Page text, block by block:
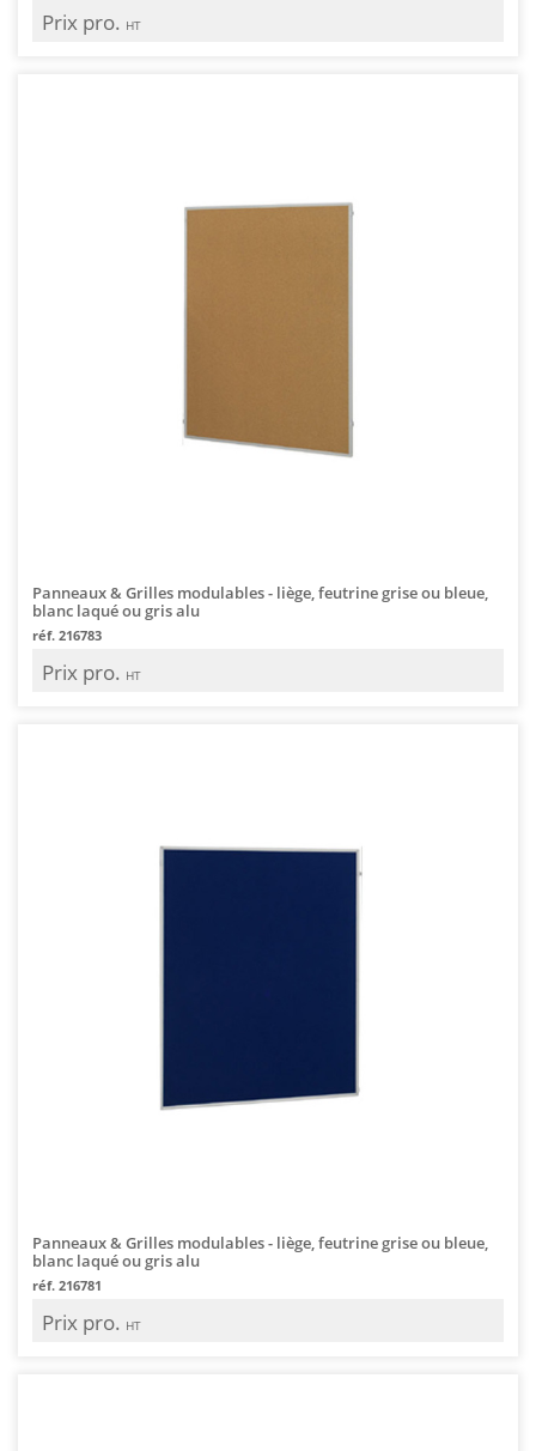
Prix pro. HT
Panneaux & Grilles modulables - liège, feutrine grise ou bleue,
blanc laqué ou gris alu
réf. 216783
Prix pro. HT
Panneaux & Grilles modulables - liège, feutrine grise ou bleue,
blanc laqué ou gris alu
réf. 216781
Prix pro. HT